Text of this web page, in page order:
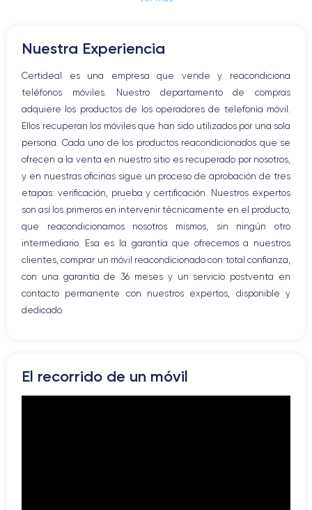
Altavoz
Botón Inicio
Bluetooth
WiFi
Red móvil
Vibración
Conector USB
Nuestra Experiencia
Certideal es una empresa que vende y reacondiciona
teléfonos móviles. Nuestro departamento de compras
adquiere los productos de los operadores de telefonía móvil.
Ellos recuperan los móviles que han sido utilizados por una sola
persona. Cada uno de los productos reacondicionados que se
ofrecen a la venta en nuestro sitio es recuperado por nosotros,
y en nuestras oficinas sigue un proceso de aprobación de tres
etapas: verificación, prueba y certificación. Nuestros expertos
son así los primeros en intervenir técnicamente en el producto,
que reacondicionamos nosotros mismos, sin ningún otro
intermediario. Esa es la garantía que ofrecemos a nuestros
clientes, comprar un móvil reacondicionado con total confianza,
con una garantía de 36 meses y un servicio postventa en
contacto permanente con nuestros expertos, disponible y
dedicado.
El recorrido de un móvil